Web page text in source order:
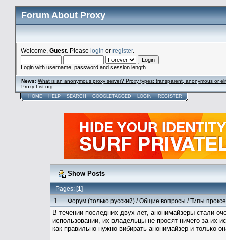
Forum About Proxy
Welcome, Guest . Please login or register.
Login with username, password and session length
News: What is an anonymous proxy server? Proxy types: transparent, anonymous or
Proxy-List.org
HOME HELP SEARCH GOOGLETAGGED LOGIN REGISTER
Show Posts
Pages: [1]
1 Форум (только русский) /Общие вопросы /Типы
В течении последних двух лет, анонимайзеры стали
использовании, их владельцы не просят ничего за их
как правильно нужно вибирать анонимайзер и только